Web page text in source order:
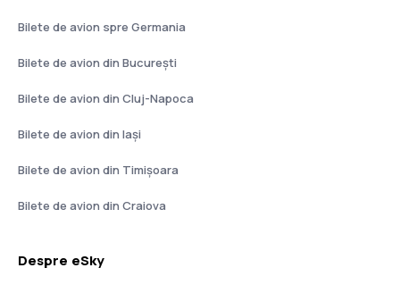
Bilete de avion spre Germania
Bilete de avion din București
Bilete de avion din Cluj-Napoca
Bilete de avion din Iași
Bilete de avion din Timișoara
Bilete de avion din Craiova
Despre eSky